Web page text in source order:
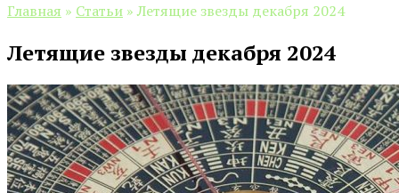
Главная » Статьи » Летящие звезды декабря 2024
Летящие звезды декабря 2024